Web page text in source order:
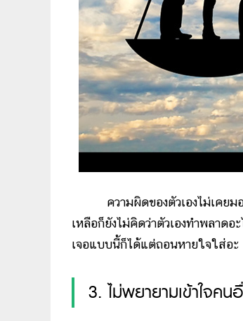
ความผิดของตัวเองไม่เคยมอง
เหลือก็ยังไม่คิดว่าตัวเองทำพลาด
เจอแบบนี้ก็ได้แต่ถอนหายใจใส่อะ
3. ไม่พยายามเข้าใจค